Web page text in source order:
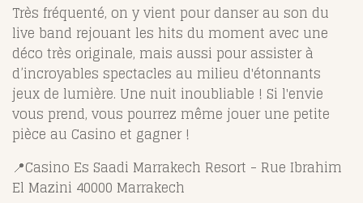
Très fréquenté, on y vient pour danser au son du
live band rejouant les hits du moment avec une
déco très originale, mais aussi pour assister à
d’incroyables spectacles au milieu d'étonnants
jeux de lumière. Une nuit inoubliable ! Si l'envie
vous prend, vous pourrez même jouer une petite
pièce au Casino et gagner !
📍Casino Es Saadi Marrakech Resort - Rue Ibrahim
El Mazini 40000 Marrakech